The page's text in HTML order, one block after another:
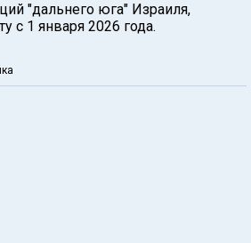
"дальнего юга" Израиля,
с 1 января 2026 года.